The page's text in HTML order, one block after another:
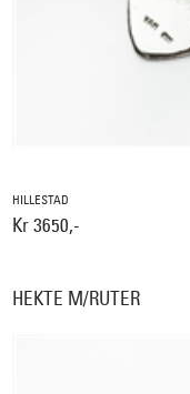
HILLESTAD
Kr 3650,-
HEKTE M/RUTER